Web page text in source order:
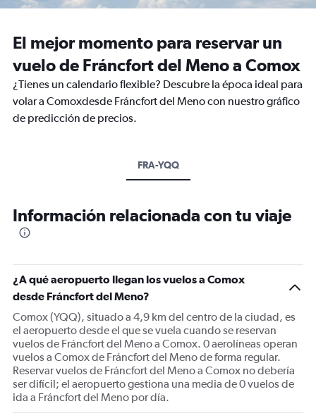
El mejor momento para reservar un
vuelo de Fráncfort del Meno a Comox
¿Tienes un calendario flexible? Descubre la época ideal para
volar a Comoxdesde Fráncfort del Meno con nuestro gráfico
de predicción de precios.
FRA-YQQ
Información relacionada con tu viaje
¿A qué aeropuerto llegan los vuelos a Comox
desde Fráncfort del Meno?
Comox (YQQ), situado a 4,9 km del centro de la ciudad, es
el aeropuerto desde el que se vuela cuando se reservan
vuelos de Fráncfort del Meno a Comox. 0 aerolíneas operan
vuelos a Comox de Fráncfort del Meno de forma regular.
Reservar vuelos de Fráncfort del Meno a Comox no debería
ser difícil; el aeropuerto gestiona una media de 0 vuelos de
ida a Fráncfort del Meno por día.